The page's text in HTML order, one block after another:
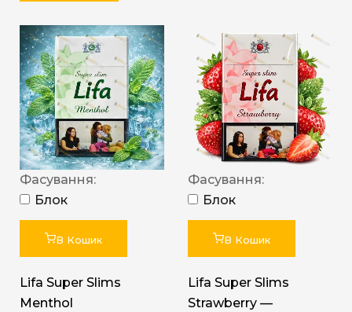
Фасування:
Блок
В Кошик
Lifa Super Slims
Menthol
Фасування:
Блок
В Кошик
Lifa Super Slims
Strawberry —